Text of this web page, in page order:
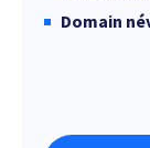
Domain